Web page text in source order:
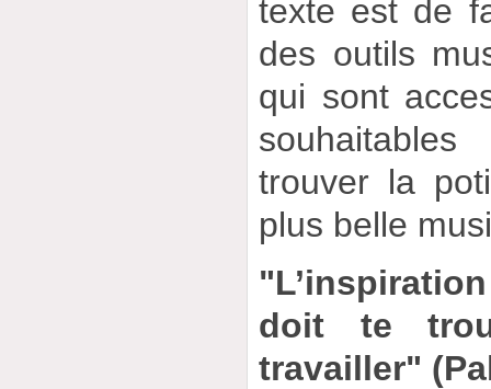
texte est de
des outils
qui sont
trouver la
plus belle
doit te
travailler"